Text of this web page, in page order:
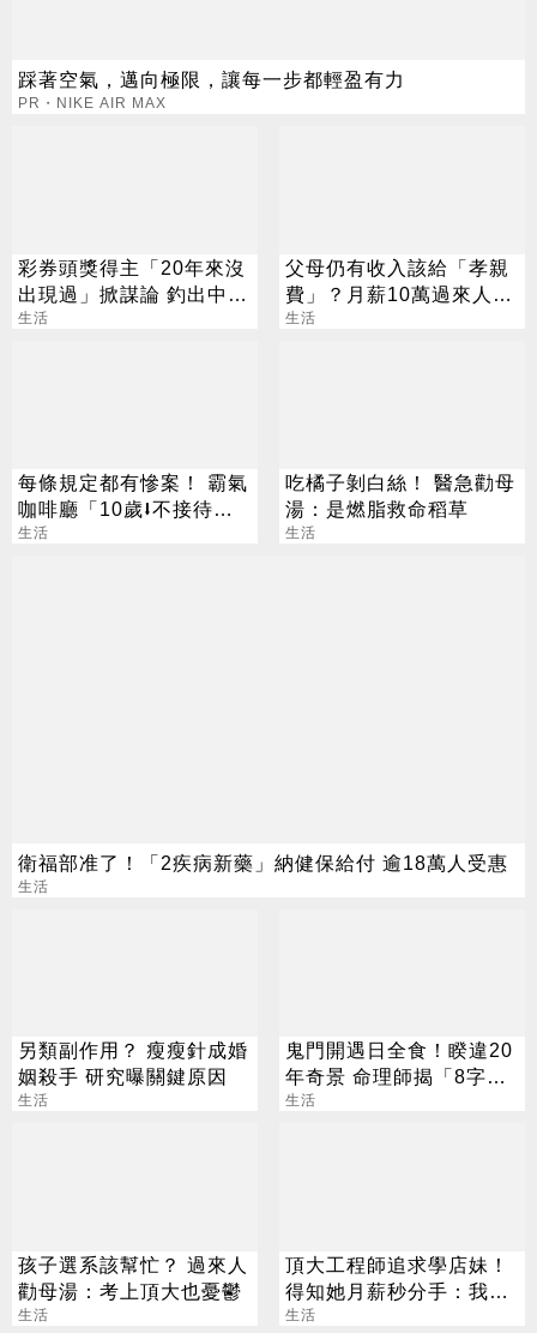
踩著空氣，邁向極限，讓每一步都輕盈有力
PR・NIKE AIR MAX
彩券頭獎得主「20年來沒
出現過」掀謀論 釣出中獎
人這麼說
生活
父母仍有收入該給「孝親
費」？月薪10萬過來人：
時候未到
生活
每條規定都有慘案！ 霸氣
咖啡廳「10歲⭣不接待」
萬人狂讚
生活
吃橘子剝白絲！ 醫急勸母
湯：是燃脂救命稻草
生活
衛福部准了！「2疾病新藥」納健保給付 逾18萬人受惠
生活
另類副作用？ 瘦瘦針成婚
姻殺手 研究曝關鍵原因
生活
鬼門開遇日全食！睽違20
年奇景 命理師揭「8字」
叮囑
生活
孩子選系該幫忙？ 過來人
勸母湯：考上頂大也憂鬱
生活
頂大工程師追求學店妹！
得知她月薪秒分手：我們
不合適
生活